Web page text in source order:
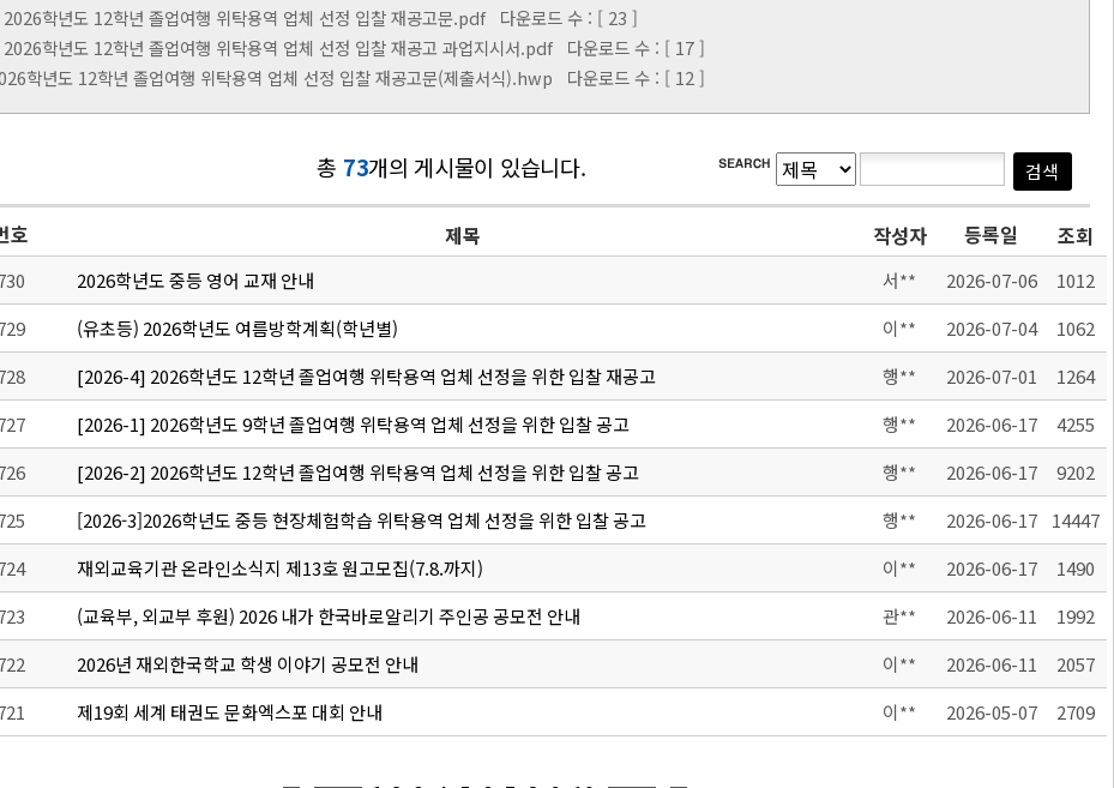
학년도 12학년 졸업여행 위탁용역 업체 선정 입찰 재공고문.pdf다운로드 수 : [ 23 ]
학년도 12학년 졸업여행 위탁용역 업체 선정 입찰 재공고 과업지시서.pdf다운로드 수 : [ 17 ]
학년도 12학년 졸업여행 위탁용역 업체 선정 입찰 재공고문(제출서식).hwp 다운로드 수 : [ 12 ]
총 73개의 게시물이 있습니다.
호 제목 작성자 등록일 조회
2026학년도 중등 영어 교재 안내 서** 2026-07-06
1012
(유초등) 2026학년도 여름방학계획(학년별) 이** 2026-07-04
1062
[2026-4] 2026학년도 12학년 졸업여행 위탁용역 업체 선정을 위한 입찰 재공고 행** 2026-07-01
1264
[2026-1] 2026학년도 9학년 졸업여행 위탁용역 업체 선정을 위한 입찰 공고 행** 2026-06-17
4255
[2026-2] 2026학년도 12학년 졸업여행 위탁용역 업체 선정을 위한 입찰 공고 행** 2026-06-17
9202
[2026-3]2026학년도 중등 현장체험학습 위탁용역 업체 선정을 위한 입찰 공고 행** 2026-06-17
14447
재외교육기관 온라인소식지 제13호 원고모집(7.8.까지) 이** 2026-06-17
1490
(교육부, 외교부 후원) 2026 내가 한국바로알리기 주인공 공모전 안내 관** 2026-06-11
1992
2026년 재외한국학교 학생 이야기 공모전 안내 이** 2026-06-11
2057
제19회 세계 태권도 문화엑스포 대회 안내 이** 2026-05-07 2709